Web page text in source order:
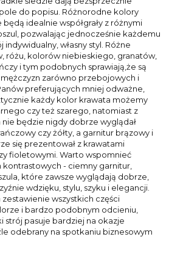
do popisu. Różnorodne kolory
będą idealnie współgrały z różnymi
pozwalając jednocześnie każdemu
własny styl. Różne
różu, kolorów niebieskiego, granatów,
i tym podobnych sprawiają,że są
zarówno przebojowych i
preferujących mniej odważne,
każdy kolor krawata możemy
czy też szarego, natomiast z
będzie nigdy dobrze wyglądał
czy żółty, a garnitur brązowy i
się prezentował z krawatami
fioletowymi. Warto wspomnieć
- ciemny garnitur,
które zawsze wyglądają dobrze,
wdzięku, stylu, szyku i elegancji.
wszystkich części
i bardzo podobnym odcieniu,
strój pasuje bardziej na okazje
odebrany na spotkaniu biznesowym